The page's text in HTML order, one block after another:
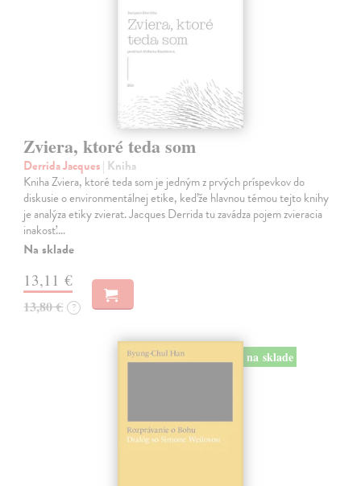
Zviera, ktoré teda som
Derrida Jacques| Kniha
Kniha Zviera, ktoré teda som je jedným z prvých príspevkov do
diskusie o environmentálnej etike, keďže hlavnou témou tejto knihy
je analýza etiky zvierat. Jacques Derrida tu zavádza pojem zvieracia
inakosť.…
Na sklade
13,11 €
13,80 € ?
na sklade